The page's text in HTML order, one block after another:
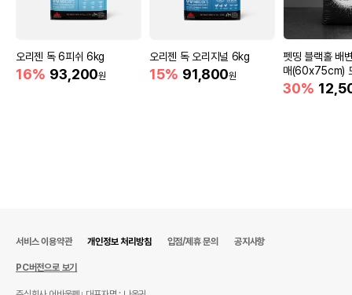
오리젠 독 6피쉬 6kg
16% 93,200원
오리젠 독 오리지널 6kg
15% 91,800원
펫띵 블랙홀 배
매(60x75cm)
30%
서비스 이용약관 개인정보 처리방침 입점/제휴 문의 공지사항
PC버전으로 보기